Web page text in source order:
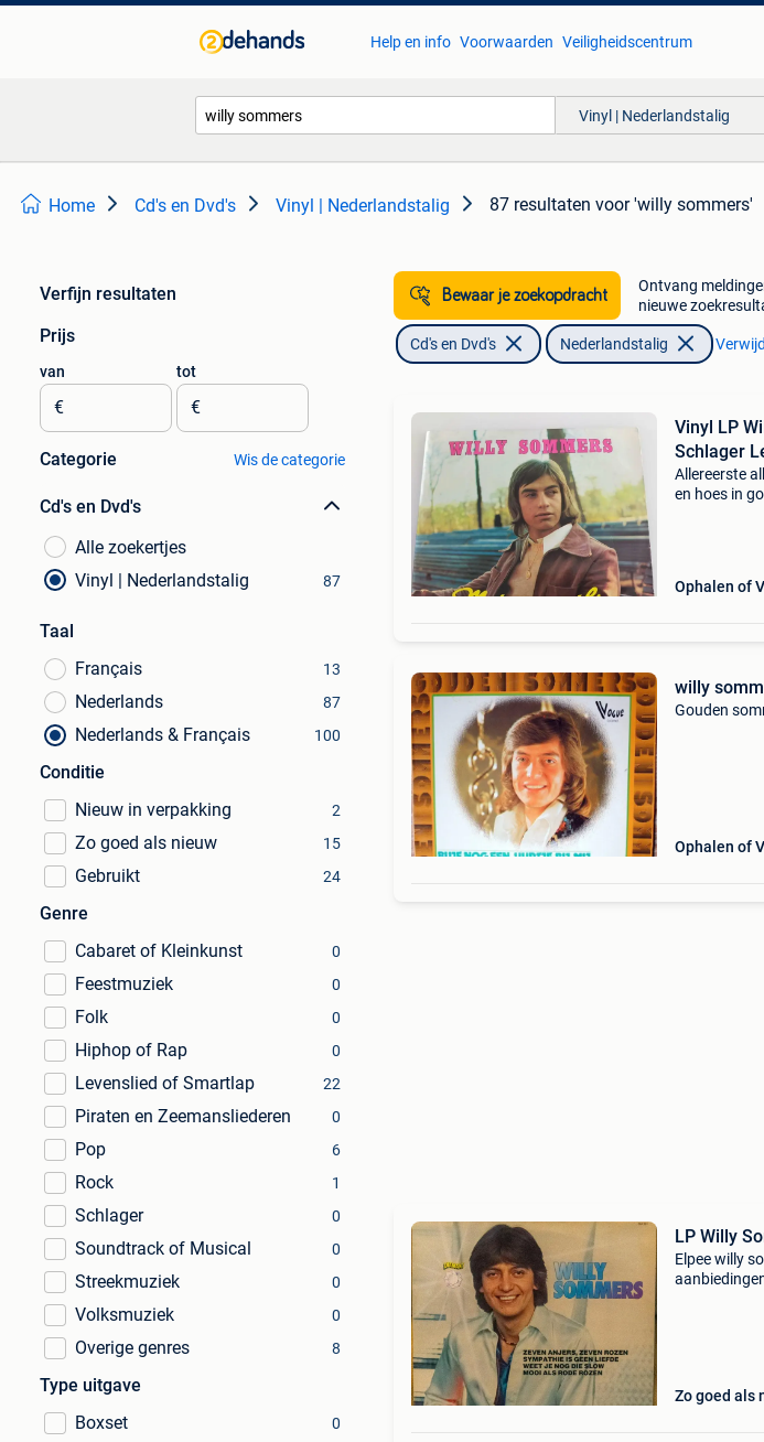
Help en info Voorwaarden Veiligheidscentrum
Vinyl | Nederlandstalig
Home Cd's en Dvd's Vinyl | Nederlandstalig 87 resultaten voor 'willy sommers'
Verfijn resultaten
Prijs
van
€
tot
€
Categorie Wis de categorie
Cd's en Dvd's
Alle zoekertjes
Vinyl | Nederlandstalig
87
Taal
Français
13
Nederlands 87
Nederlands & Français 100
Conditie
Nieuw in verpakking
2
Zo goed als nieuw 15
Gebruikt 24
Genre
Cabaret of Kleinkunst
0
Feestmuziek 0
Folk 0
Hiphop of Rap 0
Levenslied of Smartlap 22
Piraten en Zeemansliederen 0
Pop 6
Rock 1
Schlager 0
Soundtrack of Musical 0
Streekmuziek 0
Volksmuziek 0
Overige genres 8
Type uitgave
Boxset
0
Bewaar je zoekopdracht
Ontvang
nieuwe
Cd's en Dvd's Nederlandstalig
Vinyl LP
Schlager
Allereerste
en hoes in
Ophalen of
willy
Gouden
Ophalen of
LP Willy
Elpee willy
Zo goed als